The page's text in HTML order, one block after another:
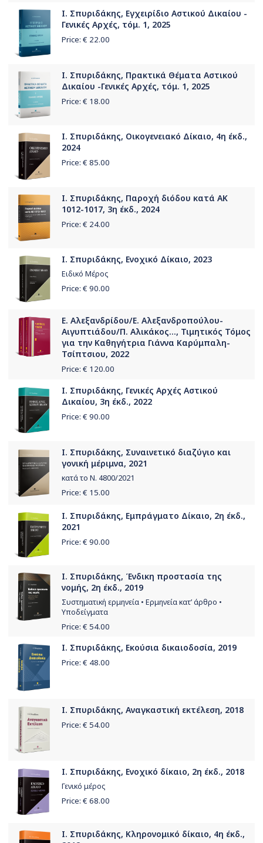
Ι. Σπυριδάκης, Εγχειρίδιο Αστικού Δικαίου -
Γενικές Αρχές, τόμ. 1, 2025
Price: € 22.00
Ι. Σπυριδάκης, Πρακτικά Θέματα Αστικού
Δικαίου -Γενικές Αρχές, τόμ. 1, 2025
Price: € 18.00
Ι. Σπυριδάκης, Οικογενειακό Δίκαιο, 4η έκδ.,
2024
Price: € 85.00
Ι. Σπυριδάκης, Παροχή διόδου κατά ΑΚ
1012-1017, 3η έκδ., 2024
Price: € 24.00
Ι. Σπυριδάκης, Ενοχικό Δίκαιο, 2023
Ειδικό Μέρος
Price: € 90.00
Ε. Αλεξανδρίδου/Ε. Αλεξανδροπούλου-
Αιγυπτιάδου/Π. Αλικάκος..., Τιμητικός Τόμος
για την Καθηγήτρια Γιάννα Καρύμπαλη-
Τσίπτσιου, 2022
Price: € 120.00
Ι. Σπυριδάκης, Γενικές Αρχές Αστικού
Δικαίου, 3η έκδ., 2022
Price: € 90.00
Ι. Σπυριδάκης, Συναινετικό διαζύγιο και
γονική μέριμνα, 2021
κατά το Ν. 4800/2021
Price: € 15.00
Ι. Σπυριδάκης, Εμπράγματο Δίκαιο, 2η έκδ.,
2021
Price: € 90.00
Ι. Σπυριδάκης, Ένδικη προστασία της
νομής, 2η έκδ., 2019
Συστηματική ερμηνεία • Ερμηνεία κατ’ άρθρο •
Υποδείγματα
Price: € 54.00
Ι. Σπυριδάκης, Εκούσια δικαιοδοσία, 2019
Price: € 48.00
Ι. Σπυριδάκης, Αναγκαστική εκτέλεση, 2018
Price: € 54.00
Ι. Σπυριδάκης, Ενοχικό δίκαιο, 2η έκδ., 2018
Γενικό μέρος
Price: € 68.00
Ι. Σπυριδάκης, Κληρονομικό δίκαιο, 4η έκδ.,